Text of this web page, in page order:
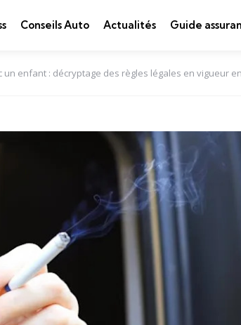
Conseils Auto Actualités Guide
un enfant : décryptage des règles légales en vigueur